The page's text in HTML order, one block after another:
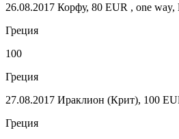
26.08.2017 Корфу, 80 EUR , one
Греция
100
Греция
27.08.2017 Ираклион (Крит), 100
Греция